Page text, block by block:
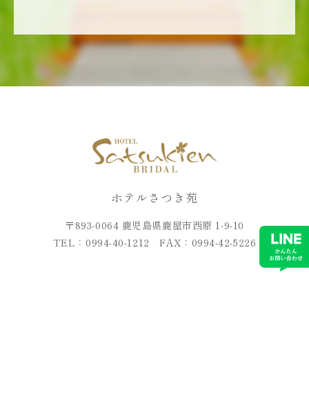
ホテルさつき苑
〒893-0064 鹿児島県鹿屋市西原 1-9-10
TEL：0994-40-1212 FAX：0994-42-5226